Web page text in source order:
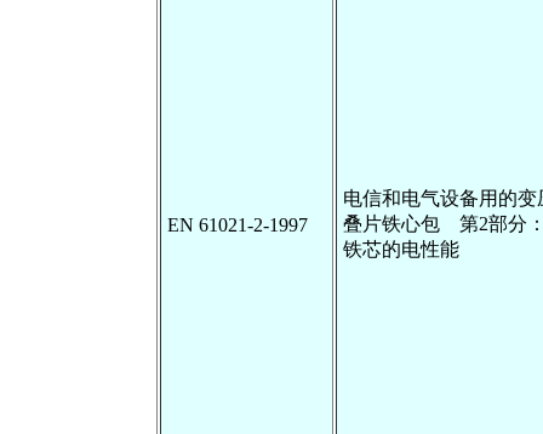
EN 61021-2-1997
电信和电气设备用的
叠片铁心包 第2部分
铁芯的电性能